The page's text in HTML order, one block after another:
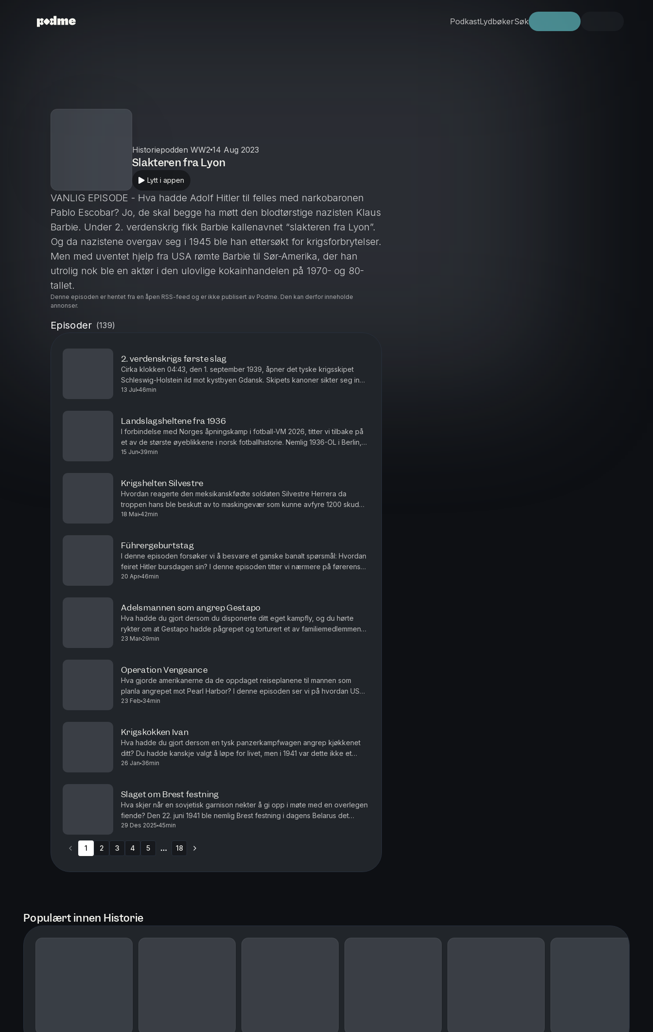
PodkastLydbøkerSøk
Historiepodden WW2 14 Aug 2023
Slakteren fra Lyon
Lytt i appen
VANLIG EPISODE - Hva hadde Adolf Hitler til felles med narkobaronen
Pablo Escobar? Jo, de skal begge ha møtt den blodtørstige nazisten Klaus
Barbie. Under 2. verdenskrig fikk Barbie kallenavnet “slakteren fra Lyon”.
Og da nazistene overgav seg i 1945 ble han ettersøkt for krigsforbrytelser.
Men med uventet hjelp fra USA rømte Barbie til Sør-Amerika, der han
utrolig nok ble en aktør i den ulovlige kokainhandelen på 1970- og 80-
tallet.
See omnystudio.com/listener for privacy information.
Denne episoden er hentet fra en åpen RSS-feed og er ikke publisert av Podme. Den kan derfor inneholde
annonser.
Episoder (139)
2. verdenskrigs første slag
Cirka klokken 04:43, den 1. september 1939, åpner det tyske krigsskipet
Schleswig-Holstein ild mot kystbyen Gdansk. Skipets kanoner sikter seg inn
på halvøyen Westerplatte, som huser en polsk garnison...
13 Jul 46min
Landslagsheltene fra 1936
I forbindelse med Norges åpningskamp i fotball-VM 2026, titter vi tilbake på
et av de største øyeblikkene i norsk fotballhistorie. Nemlig 1936-OL i Berlin,
da det norske herrelandslaget ødela kvelden ...
15 Jun 39min
Krigshelten Silvestre
Hvordan reagerte den meksikanskfødte soldaten Silvestre Herrera da
troppen hans ble beskutt av to maskingevær som kunne avfyre 1200 skudd i
minuttet? Og hvordan håndterte han minefeltet som lå foran e...
18 Mai 42min
Führergeburtstag
I denne episoden forsøker vi å besvare et ganske banalt spørsmål: Hvordan
feiret Hitler bursdagen sin? I denne episoden titter vi nærmere på førerens
store dag, og på hvordan den ble gjort til en offe...
20 Apr 46min
Adelsmannen som angrep Gestapo
Hva hadde du gjort dersom du disponerte ditt eget kampfly, og du hørte
rykter om at Gestapo hadde pågrepet og torturert et av familiemedlemmene
dine til døde? For den belgiske adelsmannen Jean Michel ...
23 Mar 29min
Operation Vengeance
Hva gjorde amerikanerne da de oppdaget reiseplanene til mannen som
planla angrepet mot Pearl Harbor? I denne episoden ser vi på hvordan USA
forsøkte å hevne seg på admiral Isoroku Yamamoto, arkitekten...
23 Feb 34min
Krigskokken Ivan
Hva hadde du gjort dersom en tysk panzerkampfwagen angrep kjøkkenet
ditt? Du hadde kanskje valgt å løpe for livet, men i 1941 var dette ikke et
alternativ for den sovjetiske militærkokken Ivan Pavlovi...
26 Jan 36min
Slaget om Brest festning
Hva skjer når en sovjetisk garnison nekter å gi opp i møte med en overlegen
fiende? Den 22. juni 1941 ble nemlig Brest festning i dagens Belarus det
første målet for Nazi-Tysklands Operasjon Barbaross...
29 Des 2025 45min
1 2 3 4 5 18
Populært innen Historie